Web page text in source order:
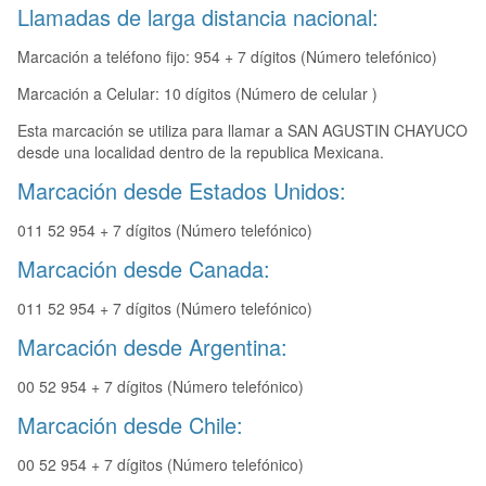
Llamadas de larga distancia nacional:
Marcación a teléfono fijo: 954 + 7 dígitos (Número telefónico)
Marcación a Celular: 10 dígitos (Número de celular )
Esta marcación se utiliza para llamar a SAN AGUSTIN CHAYUCO
desde una localidad dentro de la republica Mexicana.
Marcación desde Estados Unidos:
011 52 954 + 7 dígitos (Número telefónico)
Marcación desde Canada:
011 52 954 + 7 dígitos (Número telefónico)
Marcación desde Argentina:
00 52 954 + 7 dígitos (Número telefónico)
Marcación desde Chile:
00 52 954 + 7 dígitos (Número telefónico)